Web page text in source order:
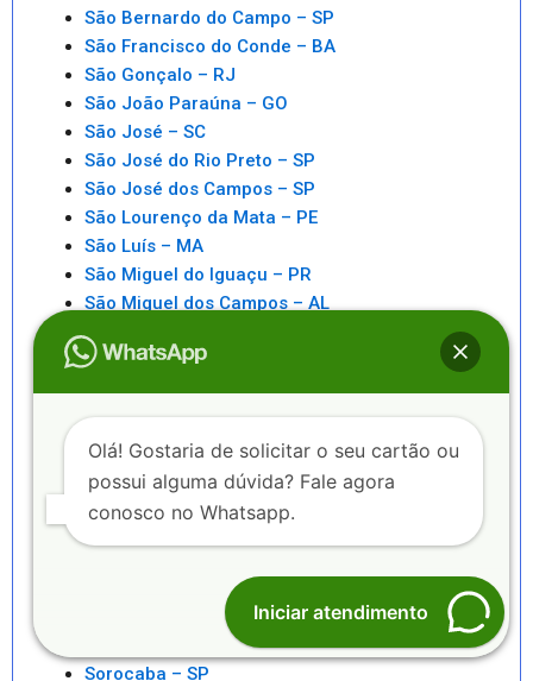
São Bernardo do Campo – SP
São Francisco do Conde – BA
São Gonçalo – RJ
São João Paraúna – GO
São José – SC
São José do Rio Preto – SP
São José dos Campos – SP
São Lourenço da Mata – PE
São Luís – MA
São Miguel do Iguaçu – PR
São Miguel dos Campos – AL
São Paulo – SP
São Pedro da Aldeia – RJ
São Sebastiao – SP
São Sebastião – AL
Saquarema – RJ
Senhor do Bonfim – BA
Seropédica – RJ
Sete Lagoas – MG
Sorocaba – SP
Olá! Gostaria de solicitar o seu cartão ou
possui alguma dúvida? Fale agora
conosco no Whatsapp.
Iniciar atendimento